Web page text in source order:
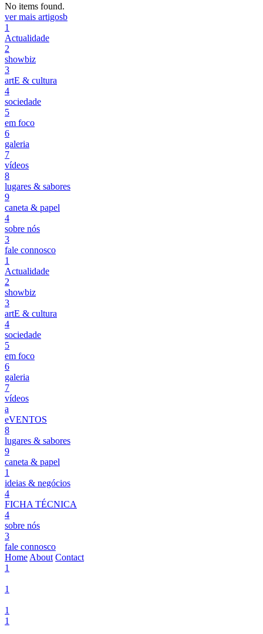
No items found.
ver mais artigosb
1
Actualidade
2
showbiz
3
artE & cultura
4
sociedade
5
em foco
6
galeria
7
vídeos
8
lugares & sabores
9
caneta & papel
4
sobre nós
3
fale connosco
1
Actualidade
2
showbiz
3
artE & cultura
4
sociedade
5
em foco
6
galeria
7
vídeos
a
eVENTOS
8
lugares & sabores
9
caneta & papel
1
ideias & negócios
4
FICHA TÉCNICA
4
sobre nós
3
fale connosco
Home About Contact
1
1
1
1